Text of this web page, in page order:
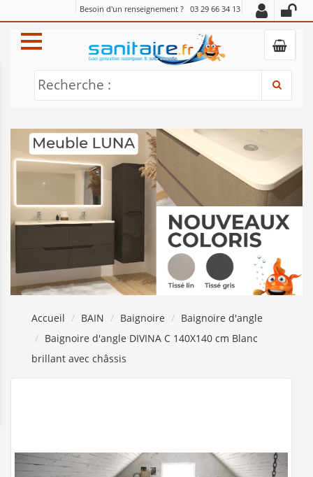
Besoin d'un renseignement ? 03 29 66 34 13
Recherche :
Accueil BAIN Baignoire
Baignoire d'angle
Baignoire d'angle DIVINA C 140X140 cm Blanc
brillant avec châssis